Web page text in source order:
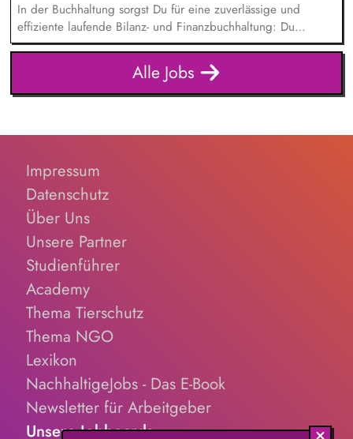
In der Buchhaltung sorgst Du für eine zuverlässige und
effiziente laufende Bilanz- und Finanzbuchhaltung: Du
bearbeitest Bankgeschäfte, Kreditoren und Debitoren,
wickelst den Zahlungsverkehr ab und unterstützt bei Lohn-
und Gehaltsabrechnung sowie im Steuer- und Meldewesen.
Zudem übernimmst Du eigenständig Abschlussarbeiten sowie
bereichsübe...
Alle Jobs
Impressum
Datenschutz
Über Uns
Unsere Partner
Studienführer
Academy
Thema Tierschutz
Thema NGO
Lexikon
NachhaltigeJobs - Das E-Book
Newsletter für Arbeitgeber
Unsere Jobboards